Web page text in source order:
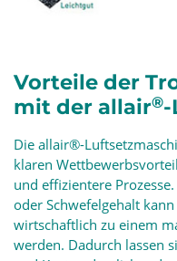
Vorteile der
mit der allair®-
Die allair®-
klaren
und effizientere
oder Schwefelgehalt
wirtschaftlich zu einem
werden. Dadurch lassen